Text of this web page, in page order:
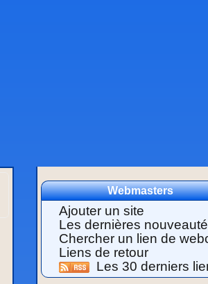
Webmasters
Ajouter un site
Les dernières
Chercher un lien de
Liens de retour
Les 30 derniers